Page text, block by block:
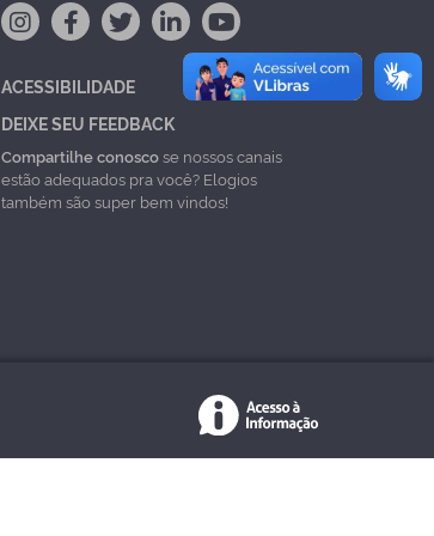
ACESSIBILIDADE
DEIXE SEU FEEDBACK
Compartilhe conoscose nossos canais
estão adequados pra você? Elogios
também são super bem vindos!